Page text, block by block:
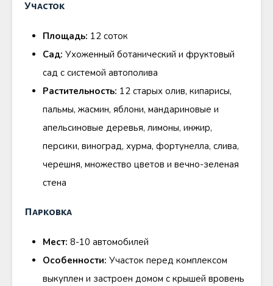
Участок
Площадь: 12 соток
Сад: Ухоженный ботанический и фруктовый
сад с системой автополива
Растительность: 12 старых олив, кипарисы,
пальмы, жасмин, яблони, мандариновые и
апельсиновые деревья, лимоны, инжир,
персики, виноград, хурма, фортунелла, слива,
черешня, множество цветов и вечно-зеленая
стена
Парковка
Мест: 8-10 автомобилей
Особенности: Участок перед комплексом
выкуплен и застроен домом с крышей вровень